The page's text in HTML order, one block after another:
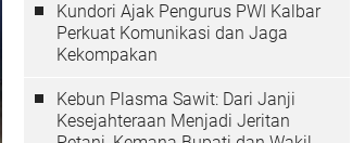
Kundori Ajak Pengurus PWI Kalbar
Perkuat Komunikasi dan Jaga
Kekompakan
Kebun Plasma Sawit: Dari Janji
Kesejahteraan Menjadi Jeritan